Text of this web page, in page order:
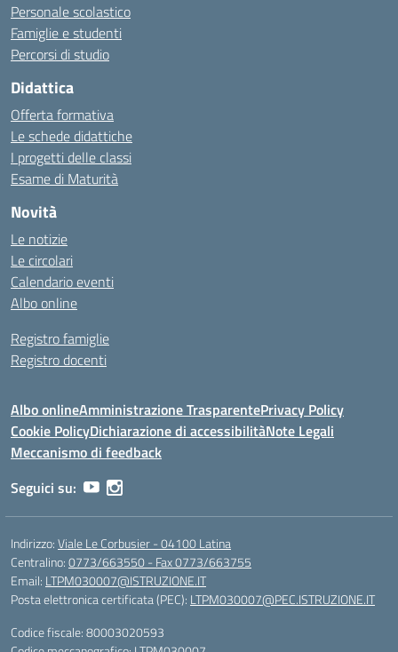
Personale scolastico
Famiglie e studenti
Percorsi di studio
Didattica
Offerta formativa
Le schede didattiche
I progetti delle classi
Esame di Maturità
Novità
Le notizie
Le circolari
Calendario eventi
Albo online
Registro famiglie
Registro docenti
Albo onlineAmministrazione TrasparentePrivacy Policy
Cookie PolicyDichiarazione di accessibilitàNote Legali
Meccanismo di feedback
Seguici su:
Indirizzo:Viale Le Corbusier - 04100 Latina
Centralino:0773/663550 - Fax 0773/663755
Email: LTPM030007@ISTRUZIONE.IT
Posta elettronica certificata (PEC): LTPM030007@PEC.ISTRUZIONE.IT
Codice fiscale: 80003020593